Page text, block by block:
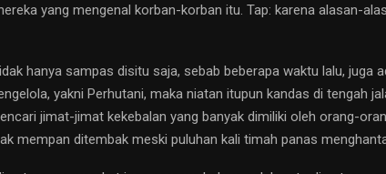
yang mengenal korban-korban itu. Tap: karena alasan-
hanya sampas disitu saja, sebab beberapa waktu lalu, juga
yakni Perhutani, maka niatan itupun kandas di tengah
jimat-jimat kekebalan yang banyak dimiliki oleh orang-
mempan ditembak meski puluhan kali timah panas